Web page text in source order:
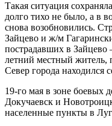
Такая ситуация
долго тихо не было, а в
снова возобновились.
Зайцево и ж/м
пострадавших в Зайцево
летний местный
Север города находился
19-го мая в зоне боевых
Докучаевск и
населенные пункты в